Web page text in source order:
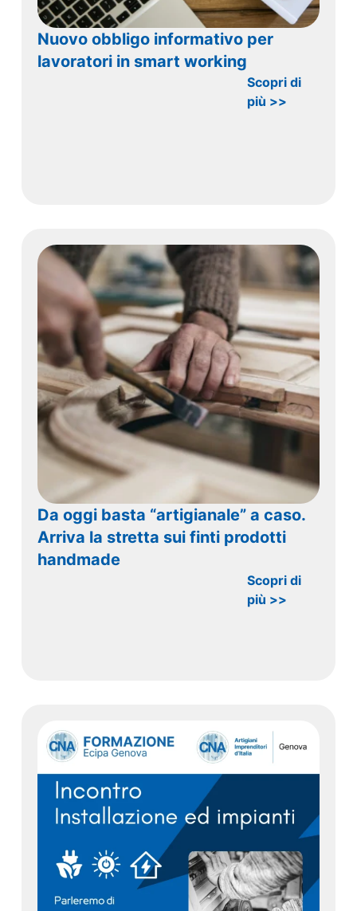
Nuovo obbligo informativo per
lavoratori in smart working
Scopri di
più >>
Da oggi basta “artigianale” a caso.
Arriva la stretta sui finti prodotti
handmade
Scopri di
più >>